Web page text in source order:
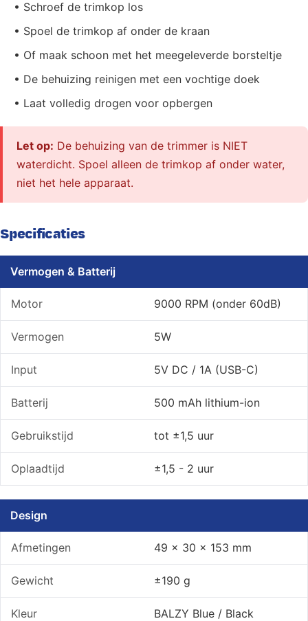
• Schroef de trimkop los
• Spoel de trimkop af onder de kraan
• Of maak schoon met het meegeleverde borsteltje
• De behuizing reinigen met een vochtige doek
• Laat volledig drogen voor opbergen
Let op: De behuizing van de trimmer is NIET
waterdicht. Spoel alleen de trimkop af onder water,
niet het hele apparaat.
Specificaties
Vermogen & Batterij
Motor 9000 RPM (onder 60dB)
Vermogen 5W
Input 5V DC / 1A (USB-C)
Batterij 500 mAh lithium-ion
Gebruikstijd tot ±1,5 uur
Oplaadtijd ±1,5 - 2 uur
Design
Afmetingen 49 × 30 × 153 mm
Gewicht ±190 g
Kleur BALZY Blue / Black